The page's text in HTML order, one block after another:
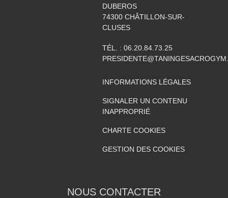
DUBEROS
74300 CHÂTILLON-SUR-
CLUSES
TÉL. : 06.20.84.73.25
INFORMATIONS LÉGALES
SIGNALER UN CONTENU
INAPPROPRIÉ
CHARTE COOKIES
GESTION DES COOKIES
NOUS CONTACTER